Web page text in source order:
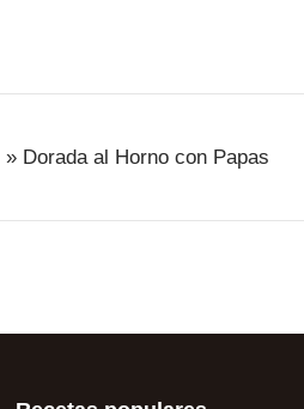
» Dorada al Horno con Papas